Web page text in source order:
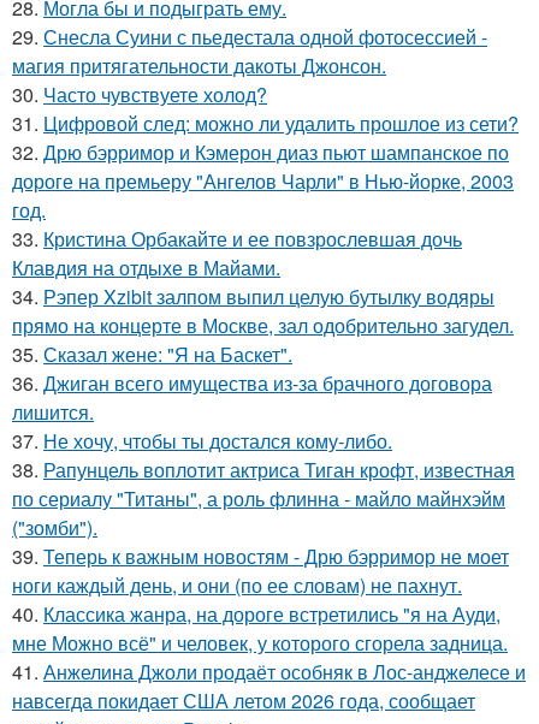
28. Могла бы и подыграть ему.
29. Снесла Суини с пьедестала одной фотосессией -
магия притягательности дакоты Джонсон.
30. Часто чувствуете холод?
31. Цифровой след: можно ли удалить прошлое из сети?
32. Дрю бэрримор и Кэмерон диаз пьют шампанское по
дороге на премьеру "Ангелов Чарли" в Нью-йорке, 2003
год.
33. Кристина Орбакайте и ее повзрослевшая дочь
Клавдия на отдыхе в Майами.
34. Рэпер Xzibit залпом выпил целую бутылку водяры
прямо на концерте в Москве, зал одобрительно загудел.
35. Сказал жене: "Я на Баскет".
36. Джиган всего имущества из-за брачного договора
лишится.
37. Не хочу, чтобы ты достался кому-либо.
38. Рапунцель воплотит актриса Тиган крофт, известная
по сериалу "Титаны", а роль флинна - майло майнхэйм
("зомби").
39. Теперь к важным новостям - Дрю бэрримор не моет
ноги каждый день, и они (по ее словам) не пахнут.
40. Классика жанра, на дороге встретились "я на Ауди,
мне Можно всё" и человек, у которого сгорела задница.
41. Анжелина Джоли продаёт особняк в Лос-анджелесе и
навсегда покидает США летом 2026 года, сообщает